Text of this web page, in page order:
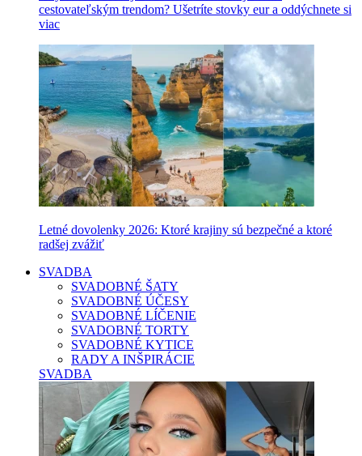
cestovateľským trendom? Ušetríte stovky eur a oddýchnete si
viac
Letné dovolenky 2026: Ktoré krajiny sú bezpečné a ktoré
radšej zvážiť
SVADBA
SVADOBNÉ ŠATY
SVADOBNÉ ÚČESY
SVADOBNÉ LÍČENIE
SVADOBNÉ TORTY
SVADOBNÉ KYTICE
RADY A INŠPIRÁCIE
SVADBA